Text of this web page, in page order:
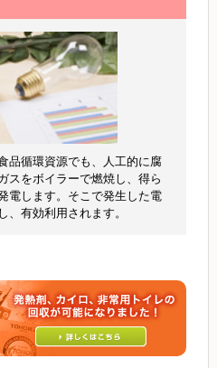
品循環資源でも、人工的に腐
スをボイラーで燃焼し、得ら
電します。そこで発生した電
、有効利用されます。